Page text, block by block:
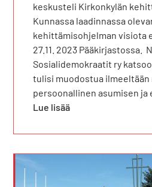
keskusteli Kirkonkylän
Kunnassa laadinnassa
kehittämisohjelman visiota
27.11. 2023 Pääkirjastossa.
Sosialidemokraatit ry
tulisi muodostua ilmeeltään
persoonallinen asumisen ja
Lue lisää